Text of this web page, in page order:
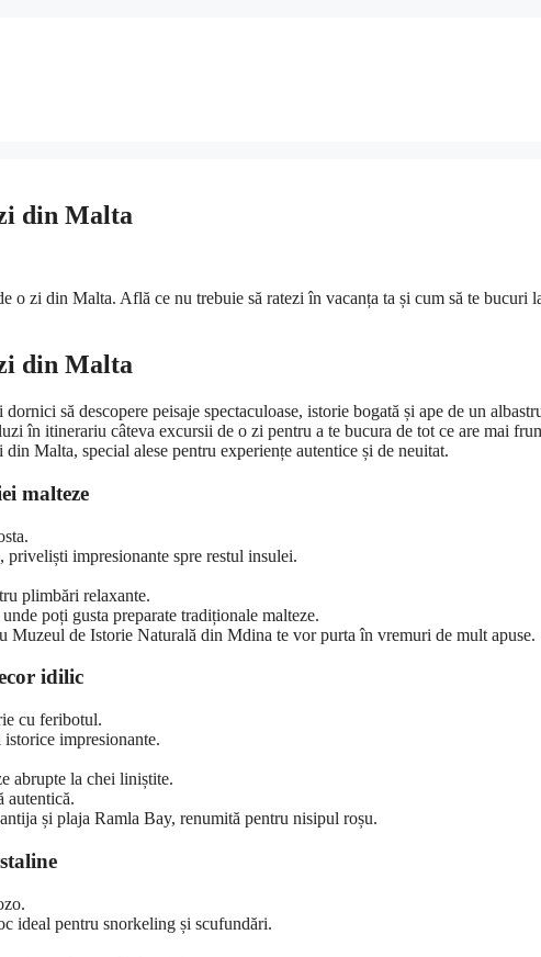
din Malta
o zi din Malta. Află ce nu trebuie să ratezi în vacanța ta și cum să te bucuri
din Malta
să descopere peisaje spectaculoase, istorie bogată și ape de un
în itinerariu câteva excursii de o zi pentru a te bucura de tot ce are mai
Malta, special alese pentru experiențe autentice și de neuitat.
malteze
impresionante spre restul insulei.
plimbări relaxante.
poți gusta preparate tradiționale malteze.
Muzeul de Istorie Naturală din Mdina te vor purta în vremuri de mult apuse.
idilic
cu feribotul.
impresionante.
abrupte la chei liniștite.
autentică.
și plaja Ramla Bay, renumită pentru nisipul roșu.
ideal pentru snorkeling și scufundări.